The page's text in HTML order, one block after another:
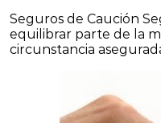
Seguros de Caución
equilibrar parte de la
circunstancia